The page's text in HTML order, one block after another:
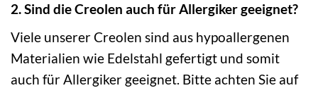
2. Sind die Creolen auch für Allergiker geeignet?
Viele unserer Creolen sind aus hypoallergenen
Materialien wie Edelstahl gefertigt und somit
auch für Allergiker geeignet. Bitte achten Sie auf